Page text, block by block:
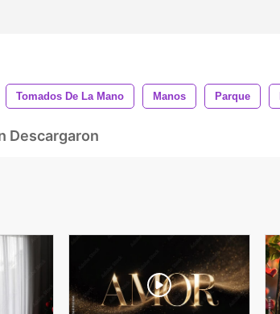
Tomados De La Mano Manos Parque
Descargaron